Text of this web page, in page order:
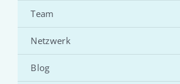
Team
Netzwerk
Blog